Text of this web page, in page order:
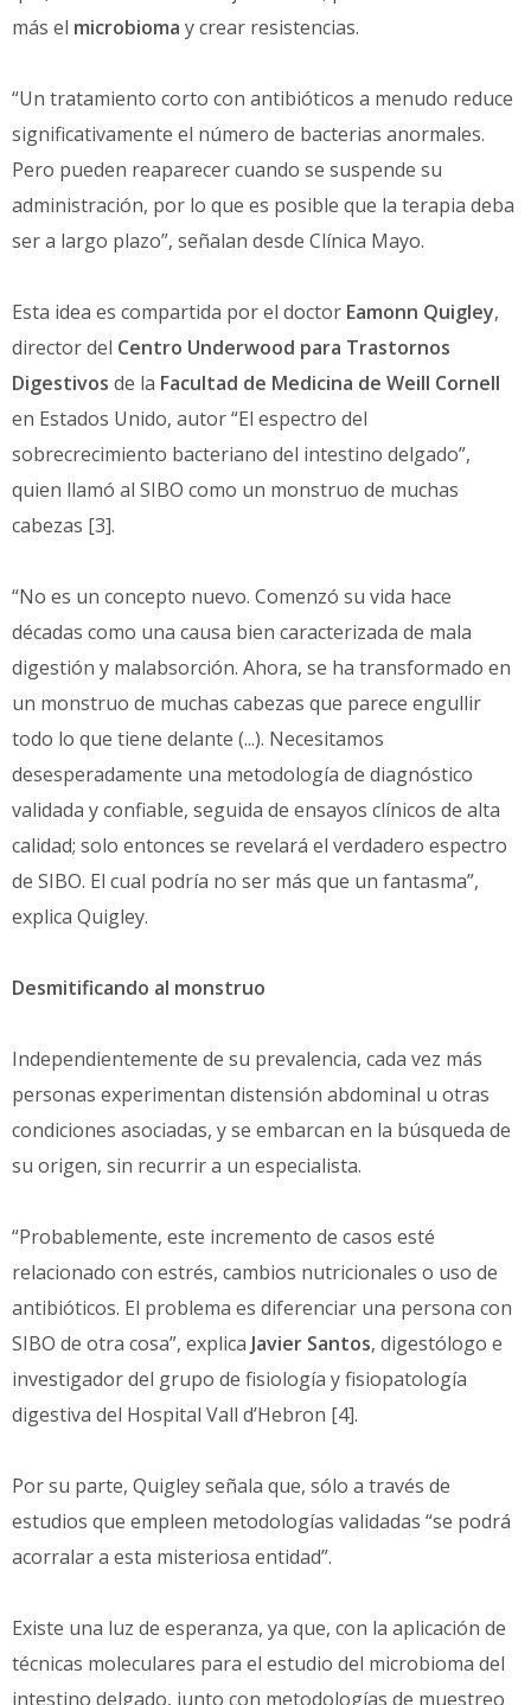
más el microbioma y crear resistencias.
“Un tratamiento corto con antibióticos a menudo reduce
significativamente el número de bacterias anormales.
Pero pueden reaparecer cuando se suspende su
administración, por lo que es posible que la terapia deba
ser a largo plazo”, señalan desde Clínica Mayo.
Esta idea es compartida por el doctor Eamonn Quigley,
director del Centro Underwood para Trastornos
Digestivos de la Facultad de Medicina de Weill Cornell
en Estados Unido, autor “El espectro del
sobrecrecimiento bacteriano del intestino delgado”,
quien llamó al SIBO como un monstruo de muchas
cabezas [3].
“No es un concepto nuevo. Comenzó su vida hace
décadas como una causa bien caracterizada de mala
digestión y malabsorción. Ahora, se ha transformado en
un monstruo de muchas cabezas que parece engullir
todo lo que tiene delante (...). Necesitamos
desesperadamente una metodología de diagnóstico
validada y confiable, seguida de ensayos clínicos de alta
calidad; solo entonces se revelará el verdadero espectro
de SIBO. El cual podría no ser más que un fantasma”,
explica Quigley.
Desmitificando al monstruo
Independientemente de su prevalencia, cada vez más
personas experimentan distensión abdominal u otras
condiciones asociadas, y se embarcan en la búsqueda de
su origen, sin recurrir a un especialista.
“Probablemente, este incremento de casos esté
relacionado con estrés, cambios nutricionales o uso de
antibióticos. El problema es diferenciar una persona con
SIBO de otra cosa”, explica Javier Santos, digestólogo e
investigador del grupo de fisiología y fisiopatología
digestiva del Hospital Vall d’Hebron [4].
Por su parte, Quigley señala que, sólo a través de
estudios que empleen metodologías validadas “se podrá
acorralar a esta misteriosa entidad”.
Existe una luz de esperanza, ya que, con la aplicación de
técnicas moleculares para el estudio del microbioma del
intestino delgado, junto con metodologías de muestreo